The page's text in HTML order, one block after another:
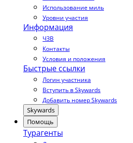
Использование миль
Уровни участия
Информация
ЧЗВ
Контакты
Условия и положения
Быстрые ссылки
Логин участника
Вступить в Skywards
Добавить номер Skywards
Skywards
Помощь
Турагенты